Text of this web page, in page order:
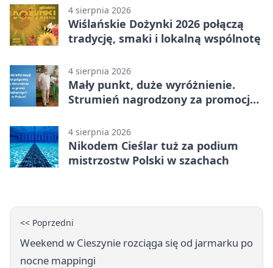
4 sierpnia 2026
Wiślańskie Dożynki 2026 połączą
tradycję, smaki i lokalną wspólnotę
4 sierpnia 2026
Mały punkt, duże wyróżnienie.
Strumień nagrodzony za promocję
4 sierpnia 2026
Nikodem Cieślar tuż za podium
mistrzostw Polski w szachach
<< Poprzedni
Weekend w Cieszynie rozciąga się od jarmarku po
nocne mappingi